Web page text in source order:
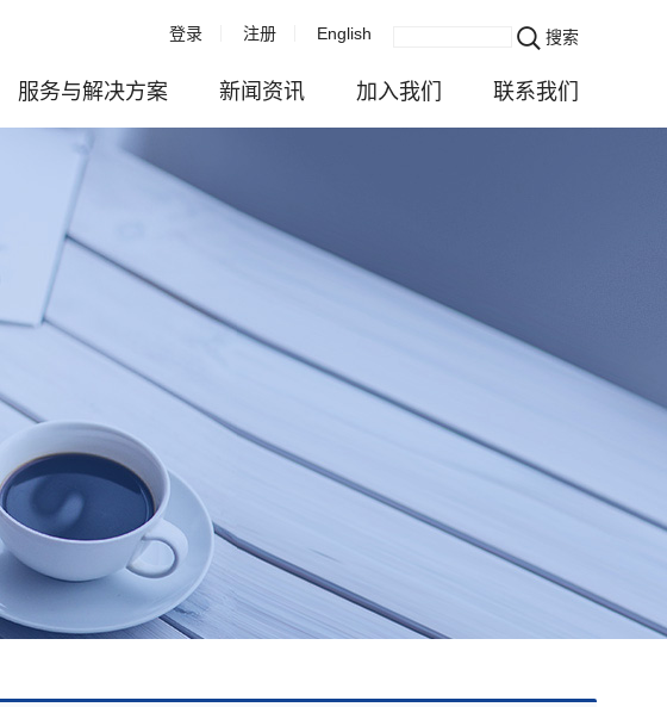
登录 注册 English 搜索
服务与解决方案
分析与制剂服务
创新药的研发与注册
工艺安全评估
CDMO服务
绿色低碳可持续发展
新闻资讯
活动播报
对外公示
加入我们
社会招聘
联系我们